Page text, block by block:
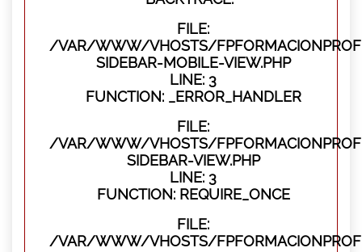
FILE:
/VAR/WWW/VHOSTS/
SIDEBAR-MOBILE-VIEW.PHP
LINE: 3
FUNCTION: _ERROR_HANDLER
FILE:
/VAR/WWW/VHOSTS/
SIDEBAR-VIEW.PHP
LINE: 3
FUNCTION: REQUIRE_ONCE
FILE:
/VAR/WWW/VHOSTS/